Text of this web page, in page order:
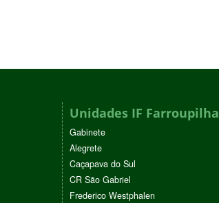
Unidades IF Farroupilha
Gabinete
Alegrete
Caçapava do Sul
CR São Gabriel
Frederico Westphalen